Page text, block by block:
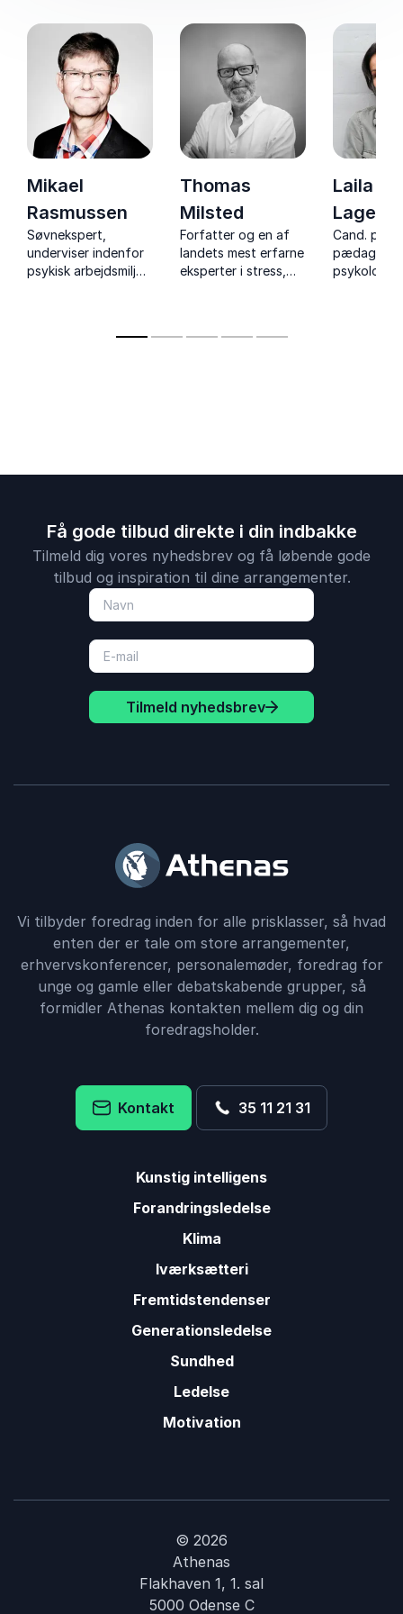
Mikael
Rasmussen
Søvnekspert,
underviser indenfor
psykisk arbejdsmiljø
Thomas
Milsted
Forfatter og en af
landets mest erfarne
eksperter i stress,
foredrag og flere
Laila
Cand. pæd.
psykologi
Få gode tilbud direkte i din indbakke
Tilmeld dig vores nyhedsbrev og få løbende gode
tilbud og inspiration til dine arrangementer.
Tilmeld nyhedsbrev
Vi tilbyder foredrag inden for alle prisklasser, så hvad
enten der er tale om store arrangementer,
erhvervskonferencer, personalemøder, foredrag for
unge og gamle eller debatskabende grupper, så
formidler Athenas kontakten mellem dig og din
foredragsholder.
Kontakt 35 11 21 31
Kunstig intelligens
Forandringsledelse
Klima
Iværksætteri
Fremtidstendenser
Generationsledelse
Sundhed
Ledelse
Motivation
© 2026
Athenas
Flakhaven 1, 1. sal
5000 Odense C